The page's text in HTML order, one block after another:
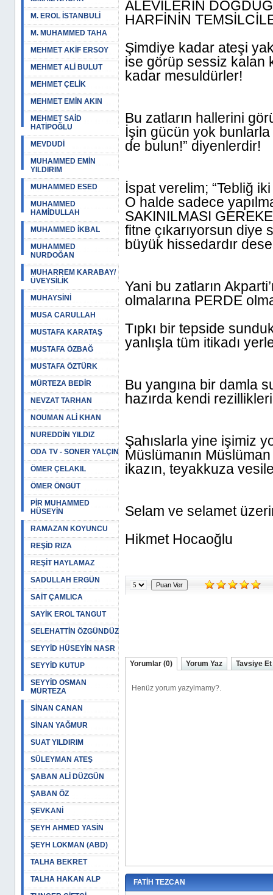
M. EROL İSTANBULİ
M. MUHAMMED TAHA
MEHMET AKİF ERSOY
MEHMET ALİ BULUT
MEHMET ÇELİK
MEHMET EMİN AKIN
MEHMET SAİD
HATİPOĞLU
MEVDUDİ
MUHAMMED EMİN
YILDIRIM
MUHAMMED ESED
MUHAMMED
HAMİDULLAH
MUHAMMED İKBAL
MUHAMMED
NURDOĞAN
MUHARREM KARABAY/
ÜVEYSİLİK
MUHAYSİNİ
MUSA CARULLAH
MUSTAFA KARATAŞ
MUSTAFA ÖZBAĞ
MUSTAFA ÖZTÜRK
MÜRTEZA BEDİR
NEVZAT TARHAN
NOUMAN ALİ KHAN
NUREDDİN YILDIZ
ODA TV - SONER YALÇIN
ÖMER ÇELAKIL
ÖMER ÖNGÜT
PİR MUHAMMED
HÜSEYİN
RAMAZAN KOYUNCU
REŞİD RIZA
REŞİT HAYLAMAZ
SADULLAH ERGÜN
SAİT ÇAMLICA
SAYİK EROL TANGUT
SELEHATTİN ÖZGÜNDÜZ
SEYYİD HÜSEYİN NASR
SEYYİD KUTUP
SEYYİD OSMAN
MÜRTEZA
SİNAN CANAN
SİNAN YAĞMUR
SUAT YILDIRIM
SÜLEYMAN ATEŞ
ŞABAN ALİ DÜZGÜN
ŞABAN ÖZ
ŞEVKANİ
ŞEYH AHMED YASİN
ŞEYH LOKMAN (ABD)
TALHA BEKRET
TALHA HAKAN ALP
ALEVİLERİN
HARFİNİN
Şimdiye kadar ateşi
ise görüp sessiz kalan
kadar mesuldürler!
Bu zatların hallerini
İşin gücün yok
de bulun!” diyenlerdir!
İspat verelim; “Tebliğ
O halde sadece
SAKINILMASI
fitne çıkarıyorsun diye
büyük hissedardır
Yani bu zatların
olmalarına PERDE
Tıpkı bir tepside
yanlışla tüm itikadı
Bu yangına bir damla
hazırda kendi
Şahıslarla yine işimiz
Müslümanın
ikazın, teyakkuza
Selam ve selamet
Hikmet Hocaoğlu
Yorumlar (0) Yorum Yaz Tavsiye Et
FATİH TEZCAN